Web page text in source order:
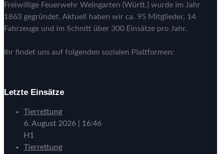
Freiwillige Feuerwehr Weingarten (Württ.) wurde im Jahr
1863 gegründet. Aktuell haben wir ca. 95 Mitglieder, 14
Fahrzeuge und im Schnitt über 300 Einsätze pro Jahr.
Ihr findet uns auf folgenden sozialen Plattformen:
Letzte Einsätze
Tierrettung
6. August 2026
16:46
H1
Tierrettung